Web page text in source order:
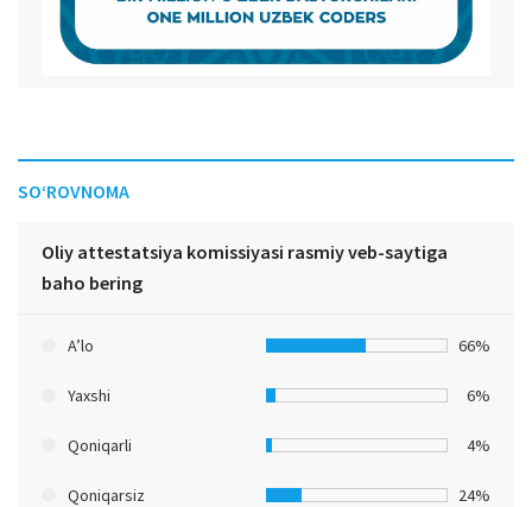
SO‘ROVNOMA
Oliy attestatsiya komissiyasi rasmiy veb-saytiga
baho bering
A’lo 66%
Yaxshi 6%
Qoniqarli 4%
Qoniqarsiz 24%